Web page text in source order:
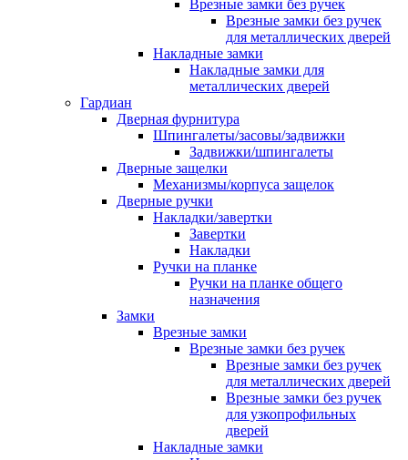
Врезные замки без ручек
Врезные замки без ручек
для металлических дверей
Накладные замки
Накладные замки для
металлических дверей
Гардиан
Дверная фурнитура
Шпингалеты/засовы/задвижки
Задвижки/шпингалеты
Дверные защелки
Механизмы/корпуса защелок
Дверные ручки
Накладки/завертки
Завертки
Накладки
Ручки на планке
Ручки на планке общего
назначения
Замки
Врезные замки
Врезные замки без ручек
Врезные замки без ручек
для металлических дверей
Врезные замки без ручек
для узкопрофильных
дверей
Накладные замки